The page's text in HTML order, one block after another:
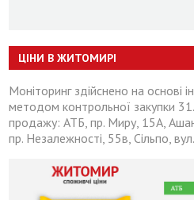
ЦІНИ В ЖИТОМИРІ
Моніторинг здійснено на основі
методом контрольної закупки
продажу: АТБ, пр. Миру, 15А,
пр. Незалежності, 55в, Сільпо,